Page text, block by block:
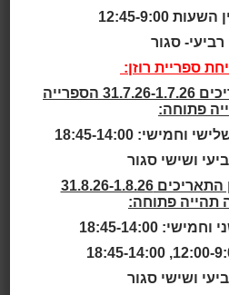
המקוון
זמין
ביום שני, 24.3.25, החל מהשעה 13:00 ועד לסיום יום העבודה,
הספרייה.
12:45-9:00
רביעי- סגור
ספריית רוזן:
בחודש יולי- בין התאריכים 31.7.26-1.7.26 הספרייה
פתוחה:
18:45-14:00
ושישי סגור
חודש אוגוסט- בין התאריכים 31.8.26-1.8.26
תהייה פתוחה:
18:45-14:00
ושישי סגור